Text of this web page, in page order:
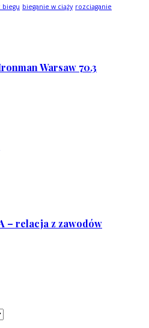
biegu bieganie w ciąży rozciąganie
Warsaw 70.3
– relacja z zawodów